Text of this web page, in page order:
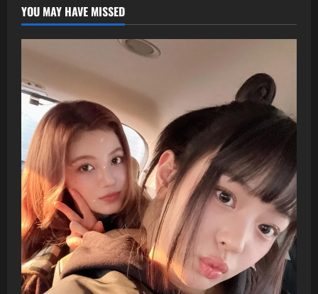
勢
回
歸，
《REBEL
HEART》
K-
POP
之
一，
KiiiKiii、
Monsta
X、
IDID
接
力
登
場，
火
力
全
開
不
停
歇
頁
YOU MAY HAVE MISSED